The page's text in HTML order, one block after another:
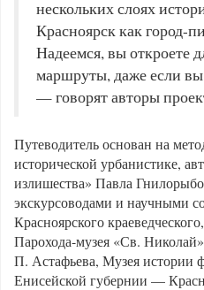
нескольких слоях
Красноярск как город-
Надеемся, вы откроете
маршруты, даже если
— говорят авторы
Путеводитель основан на
исторической урбанистике,
излишества» Павла
экскурсоводами и научными
Красноярского
Парохода-музея «Св.
П. Астафьева, Музея истории
Енисейской губернии —